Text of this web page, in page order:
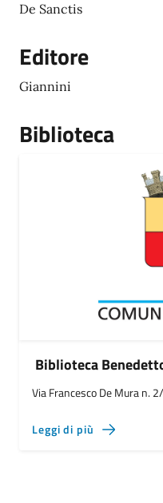
De Sanctis
Editore
Giannini
Biblioteca
Biblioteca
Via Francesco De Mura n.
Leggi di più